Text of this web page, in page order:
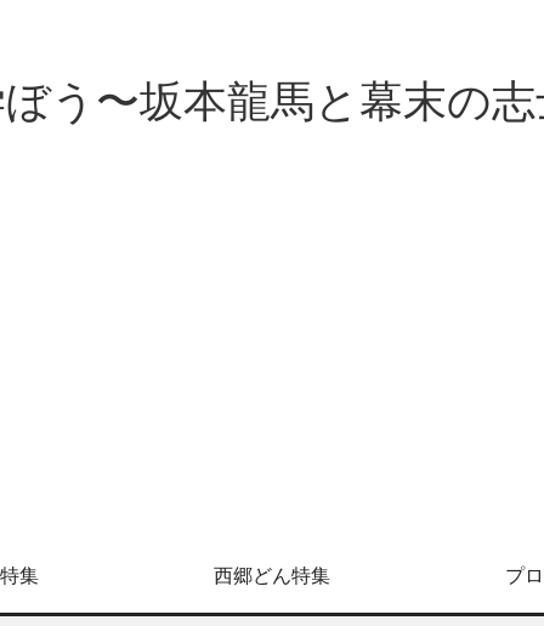
う〜坂本龍馬と幕末の
集 西郷どん特集 プ